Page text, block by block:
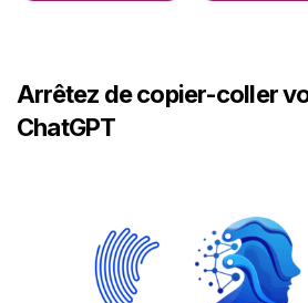
Arrêtez de copier-coller
ChatGPT